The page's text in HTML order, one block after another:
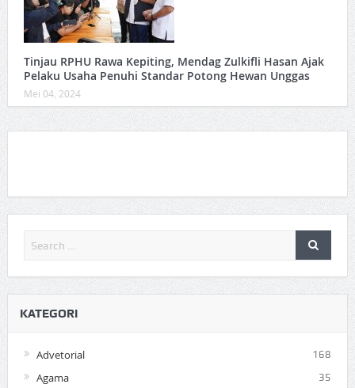
Tinjau RPHU Rawa Kepiting, Mendag Zulkifli Hasan Ajak
Pelaku Usaha Penuhi Standar Potong Hewan Unggas
Mei 04, 2024
KATEGORI
Advetorial 168
Agama 35